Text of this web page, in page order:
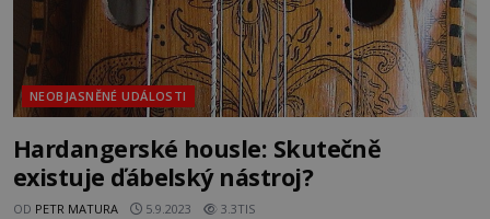
NEOBJASNĚNÉ UDÁLOSTI
Hardangerské housle: Skutečně
existuje ďábelský nástroj?
OD PETR MATURA 5.9.2023 3.3TIS